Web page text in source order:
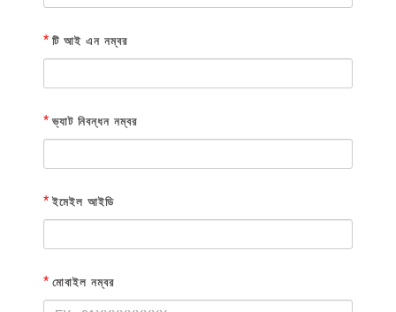
* টি আই এন নম্বর
* ভ্যাট নিবন্ধন নম্বর
* ইমেইল আইডি
* মোবাইল নম্বর